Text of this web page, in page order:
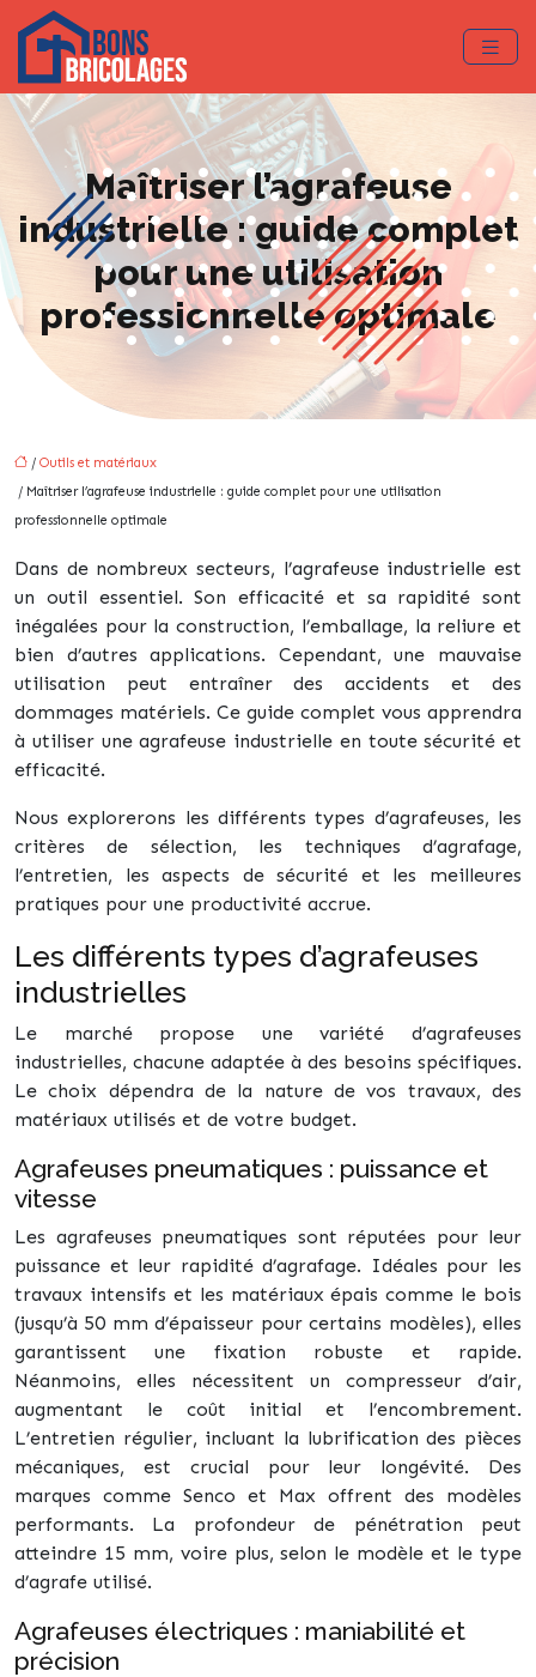
Maîtriser l’agrafeuse
industrielle : guide complet
pour une utilisation
professionnelle optimale
/ Outils et matériaux
/ Maîtriser l’agrafeuse industrielle : guide complet pour une utilisation
professionnelle optimale
Dans de nombreux secteurs, l’agrafeuse industrielle est
un outil essentiel. Son efficacité et sa rapidité sont
inégalées pour la construction, l’emballage, la reliure et
bien d’autres applications. Cependant, une mauvaise
utilisation peut entraîner des accidents et des
dommages matériels. Ce guide complet vous apprendra
à utiliser une agrafeuse industrielle en toute sécurité et
efficacité.
Nous explorerons les différents types d’agrafeuses, les
critères de sélection, les techniques d’agrafage,
l’entretien, les aspects de sécurité et les meilleures
pratiques pour une productivité accrue.
Les différents types d’agrafeuses
industrielles
Le marché propose une variété d’agrafeuses
industrielles, chacune adaptée à des besoins spécifiques.
Le choix dépendra de la nature de vos travaux, des
matériaux utilisés et de votre budget.
Agrafeuses pneumatiques : puissance et
vitesse
Les agrafeuses pneumatiques sont réputées pour leur
puissance et leur rapidité d’agrafage. Idéales pour les
travaux intensifs et les matériaux épais comme le bois
(jusqu’à 50 mm d’épaisseur pour certains modèles), elles
garantissent une fixation robuste et rapide.
Néanmoins, elles nécessitent un compresseur d’air,
augmentant le coût initial et l’encombrement.
L’entretien régulier, incluant la lubrification des pièces
mécaniques, est crucial pour leur longévité. Des
marques comme Senco et Max offrent des modèles
performants. La profondeur de pénétration peut
atteindre 15 mm, voire plus, selon le modèle et le type
d’agrafe utilisé.
Agrafeuses électriques : maniabilité et
précision